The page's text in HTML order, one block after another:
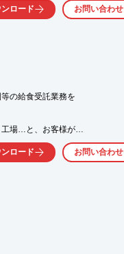
統技術応用部門
事業を展開。
おりますので、
）」
「游（ゆう）」　など
ロード お問い合わせ
の給食受託業務を
工場…と、お客様が
当社は創業当初から
ンで、それぞれの
り組みます。
の健康と
に努めます。
気軽にお問い合わせください。
ロード お問い合わせ